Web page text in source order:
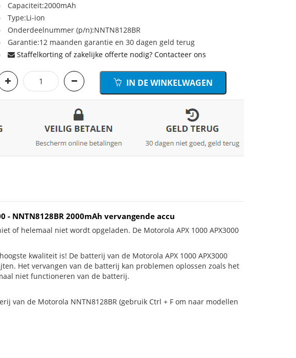
Capaciteit:2000mAh
Type:Li-ion
Onderdeelnummer (p/n):NNTN8128BR
Garantie:12 maanden garantie en 30 dagen geld terug
Staffelkorting of zakelijke offerte nodig? Contacteer ons
IN DE WINKELWAGEN
- NNTN8128BR 2000mAh vervangende accu
of helemaal niet wordt opgeladen. De Motorola APX 1000 APX3000
kwaliteit is! De batterij van de Motorola APX 1000 APX3000
Het vervangen van de batterij kan problemen oplossen zoals het
niet functioneren van de batterij.
van de Motorola NNTN8128BR (gebruik Ctrl + F om naar modellen